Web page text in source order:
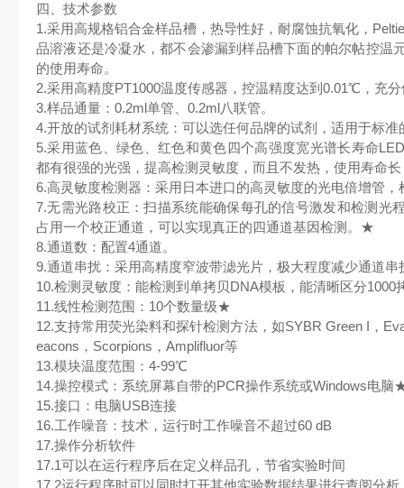
四、技术参数
1.采用高规格铝合金样品槽，热导性好，耐腐蚀抗氧化，
品溶液还是冷凝水，都不会渗漏到样品槽下面的帕尔帖控温
的使用寿命。
2.采用高精度PT1000温度传感器，控温精度达到0.01℃，充
3.样品通量：0.2ml单管、0.2ml八联管。
4.开放的试剂耗材系统：可以选任何品牌的试剂，适用于标
5.采用蓝色、绿色、红色和黄色四个高强度宽光谱长寿命
都有很强的光强，提高检测灵敏度，而且不发热，使用寿命
6.高灵敏度检测器：采用日本进口的高灵敏度的光电倍增管，
7.无需光路校正：扫描系统能确保每孔的信号激发和检测光
占用一个校正通道，可以实现真正的四通道基因检测。★
8.通道数：配置4通道。
9.通道串扰：采用高精度窄波带滤光片，极大程度减少通道
10.检测灵敏度：能检测到单拷贝DNA模板，能清晰区分1000
11.线性检测范围：10个数量级★
12.支持常用荧光染料和探针检测方法，如SYBR Green I，
eacons，Scorpions，Amplifluor等
13.模块温度范围：4-99℃
14.操控模式：系统屏幕自带的PCR操作系统或Windows电脑
15.接口：电脑USB连接
16.工作噪音：技术，运行时工作噪音不超过60 dB
17.操作分析软件
17.1可以在运行程序后在定义样品孔，节省实验时间
17.2运行程序时可以同时打开其他实验数据结果进行查阅分析